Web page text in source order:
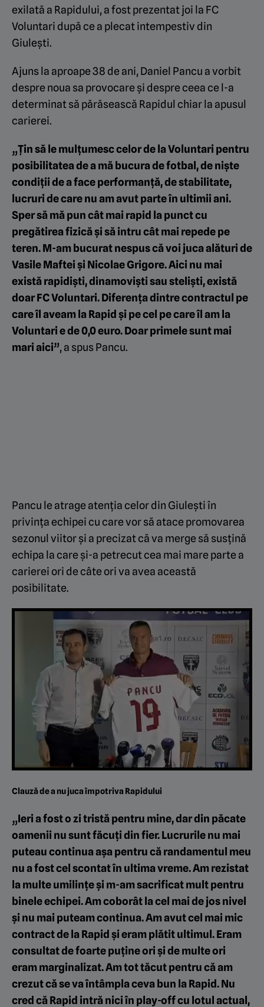
exilată a Rapidului, a fost prezentat joi la FC
Voluntari după ce a plecat intempestiv din
Giulești.
Ajuns la aproape 38 de ani, Daniel Pancu a vorbit
despre noua sa provocare și despre ceea ce l-a
determinat să părăsească Rapidul chiar la apusul
carierei.
„Țin să le mulțumesc celor de la Voluntari pentru
posibilitatea de a mă bucura de fotbal, de niște
condiții de a face performanță, de stabilitate,
lucruri de care nu am avut parte în ultimii ani.
Sper să mă pun cât mairapid la punct cu
pregătirea fizică și să intru cât mai repede pe
teren. M-am bucurat nespus că voi juca alături de
Vasile Maftei și Nicolae Grigore. Aici nu mai
există rapidiști, dinamoviști sau steliști, există
doar FC Voluntari. Diferența dintre contractul pe
care îl aveam la Rapid și pe cel pe care îl am la
Voluntari e de 0,0 euro. Doar primele sunt mai
mari aici”, a spus Pancu.
Pancu le atrage atenția celor din Giulești în
privința echipei cu care vor să atace promovarea
sezonul viitor și a precizat că va merge să susțină
echipa la care și-a petrecut cea mai mare parte a
carierei ori de câte ori va avea această
posibilitate.
Clauză de a nu juca împotriva Rapidului
„Ieri a fost o zi tristă pentru mine, dar din păcate
oamenii nu sunt făcuți din fier. Lucrurile nu mai
puteau continua așa pentru că randamentul meu
nu a fost cel scontat în ultima vreme.Am rezistat
la multe umilințe șim-am sacrificat mult pentru
binele echipei. Am coborât la cel mai de jos nivel
și nu mai puteam continua. Am avut cel mai mic
contract de la Rapid și eram plătit ultimul.Eram
consultat de foarte puține ori și de multe ori
eram marginalizat. Am tot tăcut pentru că am
crezut că se va întâmpla ceva bun la Rapid. Nu
cred că Rapid intră nici în play-off cu lotul actual,